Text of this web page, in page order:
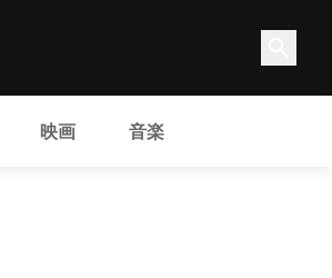
映画 音楽